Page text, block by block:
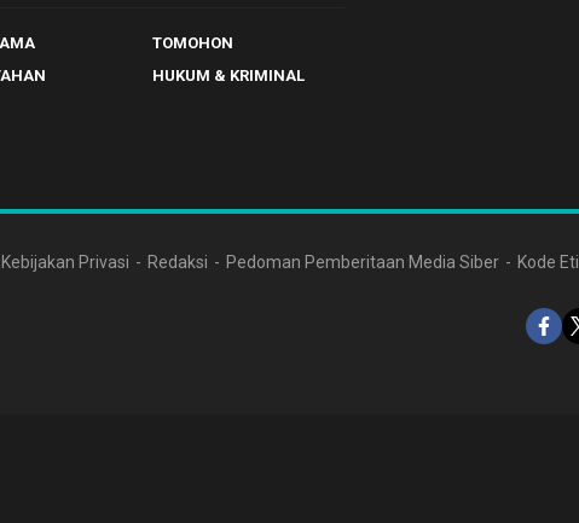
TOMOHON
HUKUM & KRIMINAL
Kebijakan Privasi Redaksi Pedoman Pemberitaan Media Siber Kode